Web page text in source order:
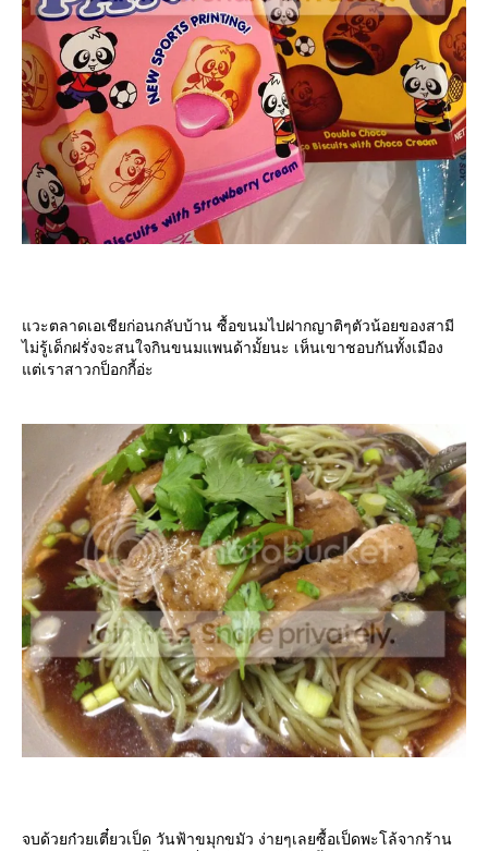
วะตลาดเอเชียก่อนกลับบ้าน ซื้อขนมไปฝากญาติๆตัวน้อยของสามี
ไม่รู้เด็กฝรั่งจะสนใจกินขนมแพนด้ามั้ยนะ เห็นเขาชอบกันทั้งเมือง
ต่เราสาวกป็อกกี้อ่ะ
จบด้วยก๋วยเตี๋ยวเป็ด วันฟ้าขมุกขมัว ง่ายๆเลยซื้อเป็ดพะโล้จากร้าน